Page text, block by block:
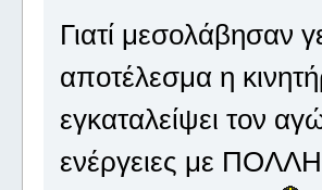
Γιατί μεσολάβησαν
αποτέλεσμα η
εγκαταλείψει τον
ενέργειες με